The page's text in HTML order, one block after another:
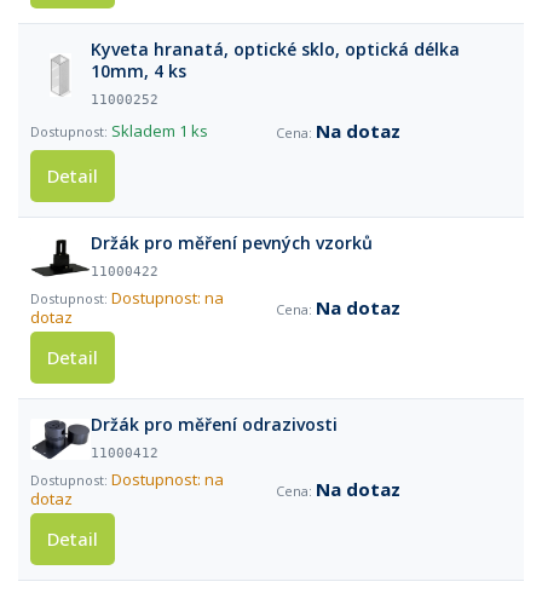
Kyveta hranatá, optické sklo, optická délka
10mm, 4 ks
11000252
Skladem 1 ks
Na dotaz
Detail
Držák pro měření pevných vzorků
11000422
Dostupnost: na
dotaz
Na dotaz
Detail
Držák pro měření odrazivosti
11000412
Dostupnost: na
dotaz
Na dotaz
Detail